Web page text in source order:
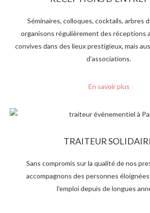
TRAITEUR
Sans compromis sur la qualité de nos
accompagnons des personnes
l'emploi depuis de longues
Séminaires, colloques, cocktails, arbres
organisons régulièrement des réceptions
convives dans des lieux prestigieux, mais
d'associations.
En savoir plus